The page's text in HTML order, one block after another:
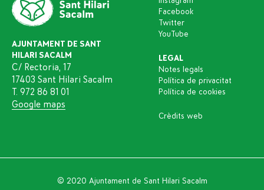
AJUNTAMENT DE SANT
HILARI SACALM
C/ Rectoria, 17
17403 Sant Hilari Sacalm
T. 972 86 81 01
Google maps
Facebook
Twitter
YouTube
LEGAL
Notes legals
Política de privacitat
Política de cookies
Crèdits web
© 2020 Ajuntament de Sant Hilari Sacalm